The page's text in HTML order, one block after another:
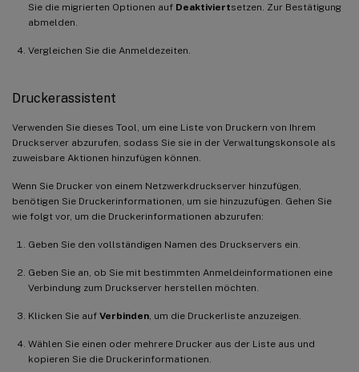
Sie die migrierten Optionen auf Deaktiviertsetzen. Zur Bestätigung
abmelden.
Vergleichen Sie die Anmeldezeiten.
Druckerassistent
Verwenden Sie dieses Tool, um eine Liste von Druckern von Ihrem
Druckserver abzurufen, sodass Sie sie in der Verwaltungskonsole als
zuweisbare Aktionen hinzufügen können.
Wenn Sie Drucker von einem Netzwerkdruckserver hinzufügen,
benötigen Sie Druckerinformationen, um sie hinzuzufügen. Gehen Sie
wie folgt vor, um die Druckerinformationen abzurufen:
Geben Sie den vollständigen Namen des Druckservers ein.
Geben Sie an, ob Sie mit bestimmten Anmeldeinformationen eine
Verbindung zum Druckserver herstellen möchten.
Klicken Sie auf Verbinden , um die Druckerliste anzuzeigen.
Wählen Sie einen oder mehrere Drucker aus der Liste aus und
kopieren Sie die Druckerinformationen.